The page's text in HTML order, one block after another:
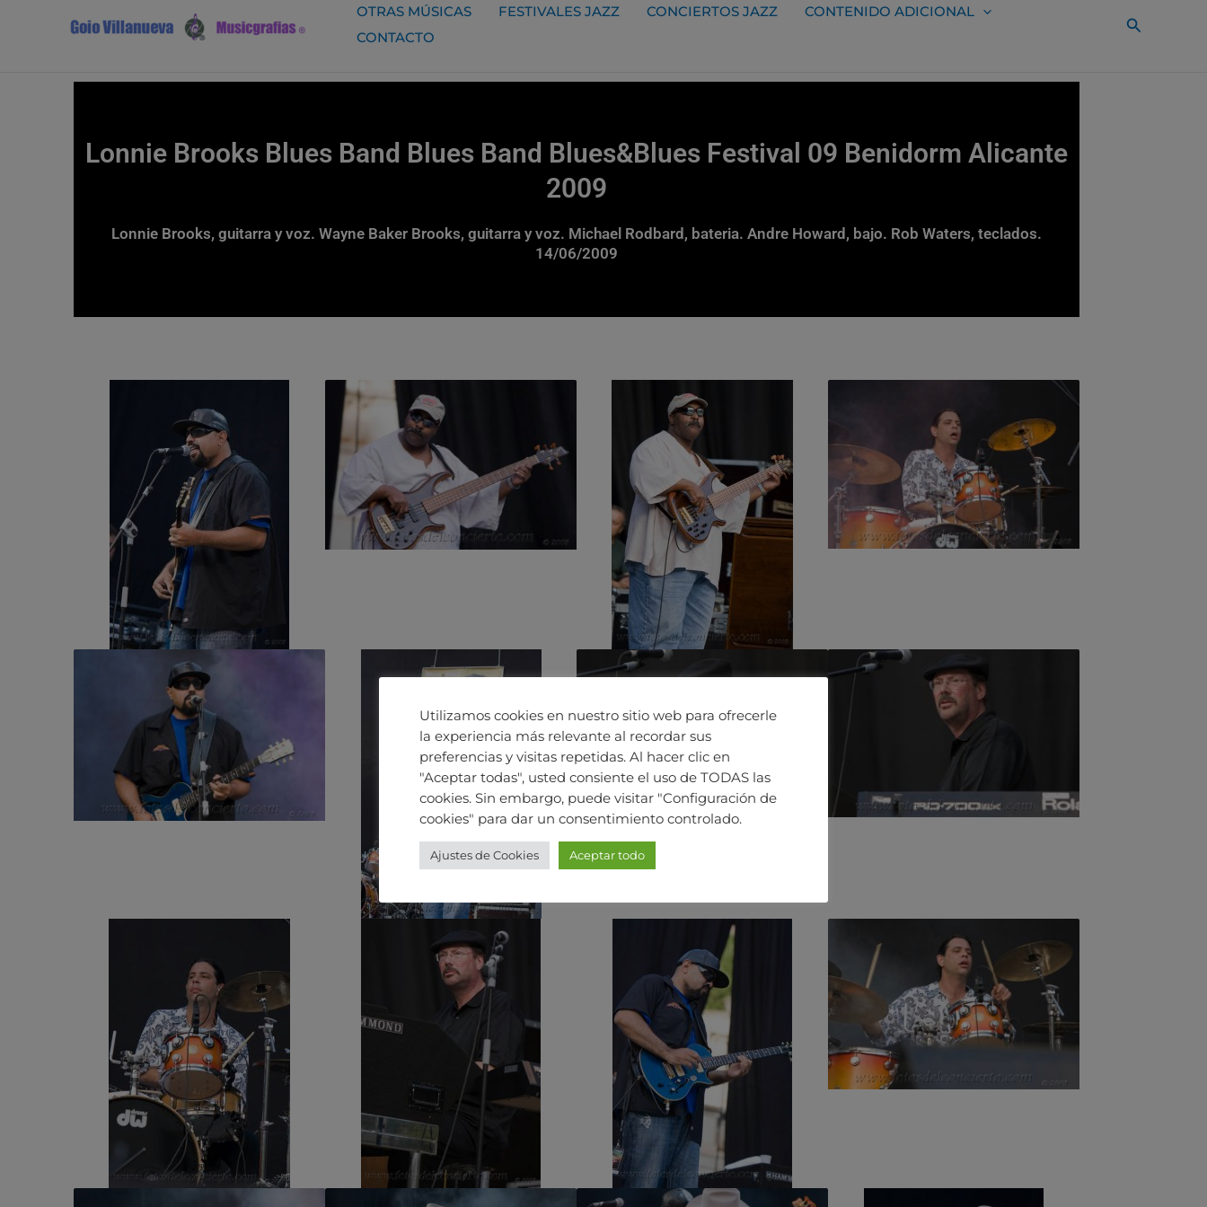
OTRAS MÚSICAS FESTIVALES JAZZ CONCIERTOS JAZZ
CONTENIDO ADICIONAL
CONTACTO
Buscar
Lonnie Brooks Blues Band Blues Band Blues&Blues Festival 09 Benidorm Alicante
2009
Lonnie Brooks, guitarra y voz. Wayne Baker Brooks, guitarra y voz. Michael Rodbard, bateria. Andre Howard, bajo. Rob Waters, teclados.
14/06/2009
Utilizamos cookies en nuestro sitio web para ofrecerle
la experiencia más relevante al recordar sus
preferencias y visitas repetidas. Al hacer clic en
"Aceptar todas", usted consiente el uso de TODAS las
cookies. Sin embargo, puede visitar "Configuración de
cookies" para dar un consentimiento controlado.
Ajustes de Cookies Aceptar todo